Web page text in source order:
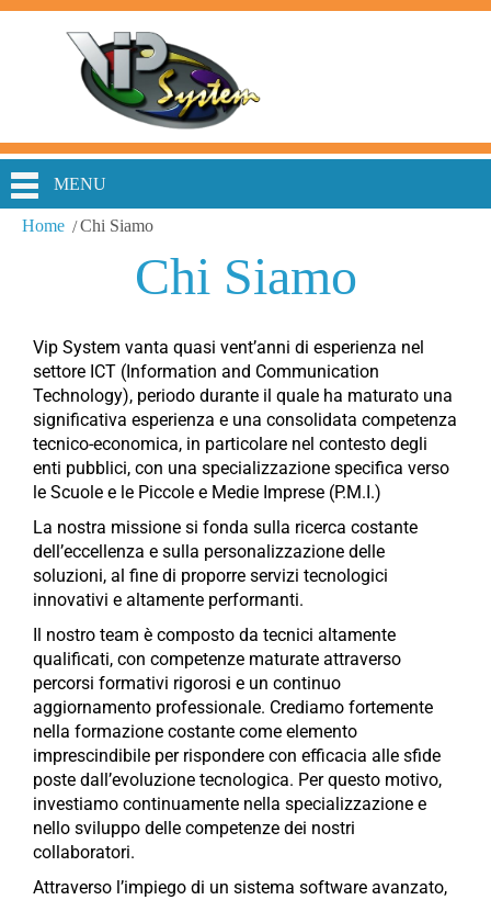
MENU
Home Chi Siamo
Chi Siamo
Vip System vanta quasi vent’anni di esperienza nel
settore ICT (Information and Communication
Technology), periodo durante il quale ha maturato una
significativa esperienza e una consolidata competenza
tecnico-economica, in particolare nel contesto degli
enti pubblici, con una specializzazione specifica verso
le Scuole e le Piccole e Medie Imprese (P.M.I.)
La nostra missione si fonda sulla ricerca costante
dell’eccellenza e sulla personalizzazione delle
soluzioni, al fine di proporre servizi tecnologici
innovativi e altamente performanti.
Il nostro team è composto da tecnici altamente
qualificati, con competenze maturate attraverso
percorsi formativi rigorosi e un continuo
aggiornamento professionale. Crediamo fortemente
nella formazione costante come elemento
imprescindibile per rispondere con efficacia alle sfide
poste dall’evoluzione tecnologica. Per questo motivo,
investiamo continuamente nella specializzazione e
nello sviluppo delle competenze dei nostri
collaboratori.
Attraverso l’impiego di un sistema software avanzato,